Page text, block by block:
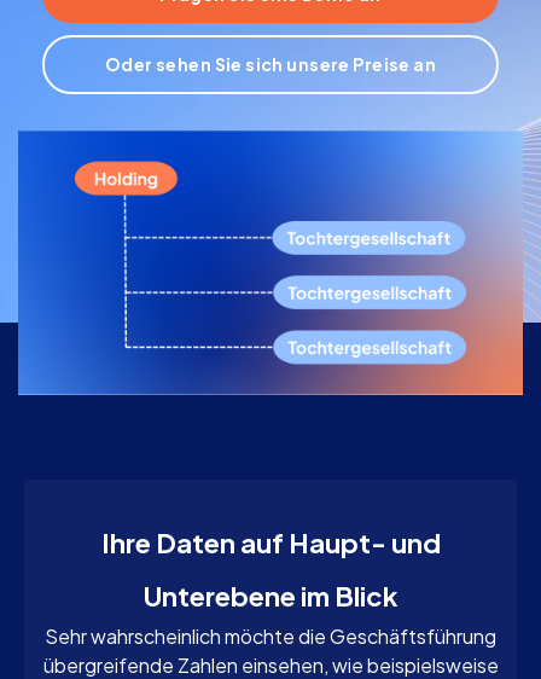
Oder sehen Sie sich unsere Preise an
Ihre Daten auf Haupt- und
Unterebene im Blick
Sehr wahrscheinlich möchte die Geschäftsführung
übergreifende Zahlen einsehen, wie beispielsweise